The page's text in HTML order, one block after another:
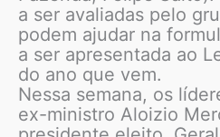
a ser avaliadas pelo
podem ajudar na
a ser apresentada ao
do ano que vem.
Nessa semana, os
ex-ministro Aloizio